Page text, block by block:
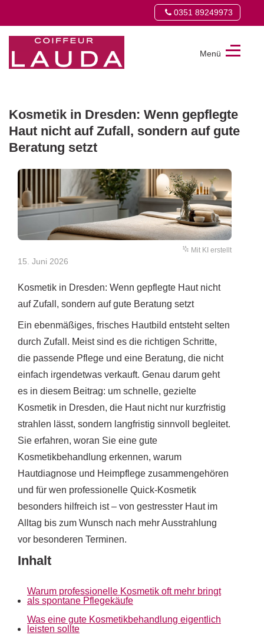
0351 89249973
Menü
Kosmetik in Dresden: Wenn gepflegte
Haut nicht auf Zufall, sondern auf gute
Beratung setzt
Mit KI erstellt
15. Juni 2026
Kosmetik in Dresden: Wenn gepflegte Haut nicht
auf Zufall, sondern auf gute Beratung setzt
Ein ebenmäßiges, frisches Hautbild entsteht selten
durch Zufall. Meist sind es die richtigen Schritte,
die passende Pflege und eine Beratung, die nicht
einfach irgendetwas verkauft. Genau darum geht
es in diesem Beitrag: um schnelle, gezielte
Kosmetik in Dresden, die Haut nicht nur kurzfristig
strahlen lässt, sondern langfristig sinnvoll begleitet.
Sie erfahren, woran Sie eine gute
Kosmetikbehandlung erkennen, warum
Hautdiagnose und Heimpflege zusammengehören
und für wen professionelle Quick-Kosmetik
besonders hilfreich ist – von gestresster Haut im
Alltag bis zum Wunsch nach mehr Ausstrahlung
vor besonderen Terminen.
Inhalt
Warum professionelle Kosmetik oft mehr bringt
als spontane Pflegekäufe
Was eine gute Kosmetikbehandlung eigentlich
leisten sollte